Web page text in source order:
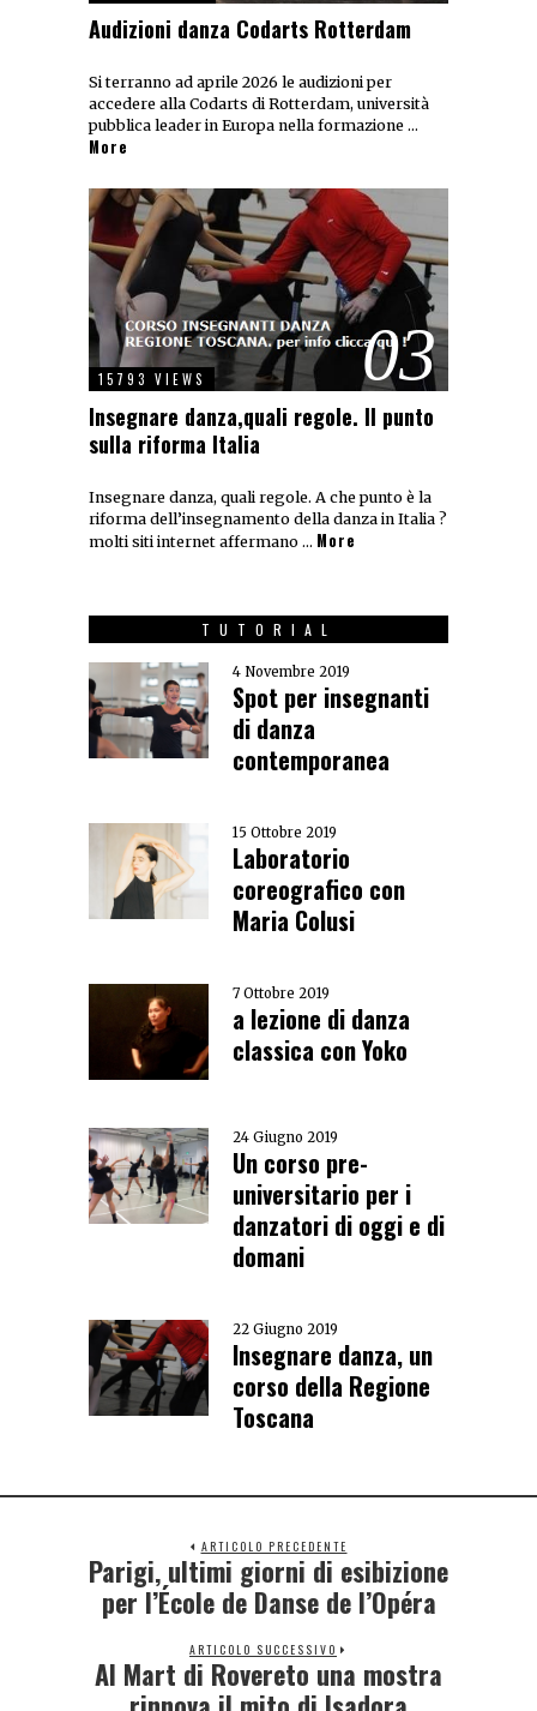
Audizioni danza Codarts Rotterdam
Si terranno ad aprile 2026 le audizioni per
accedere alla Codarts di Rotterdam, università
pubblica leader in Europa nella formazione …
More
03
15793 VIEWS
Insegnare danza,quali regole. Il punto
sulla riforma Italia
Insegnare danza, quali regole. A che punto è la
riforma dell’insegnamento della danza in Italia ?
molti siti internet affermano … More
TUTORIAL
4 Novembre 2019
Spot per insegnanti
di danza
contemporanea
15 Ottobre 2019
Laboratorio
coreografico con
Maria Colusi
7 Ottobre 2019
a lezione di danza
classica con Yoko
24 Giugno 2019
Un corso pre-
universitario per i
danzatori di oggi e di
domani
22 Giugno 2019
Insegnare danza, un
corso della Regione
Toscana
ARTICOLO PRECEDENTE
Parigi, ultimi giorni di esibizione
per l’École de Danse de l’Opéra
ARTICOLO SUCCESSIVO
Al Mart di Rovereto una mostra